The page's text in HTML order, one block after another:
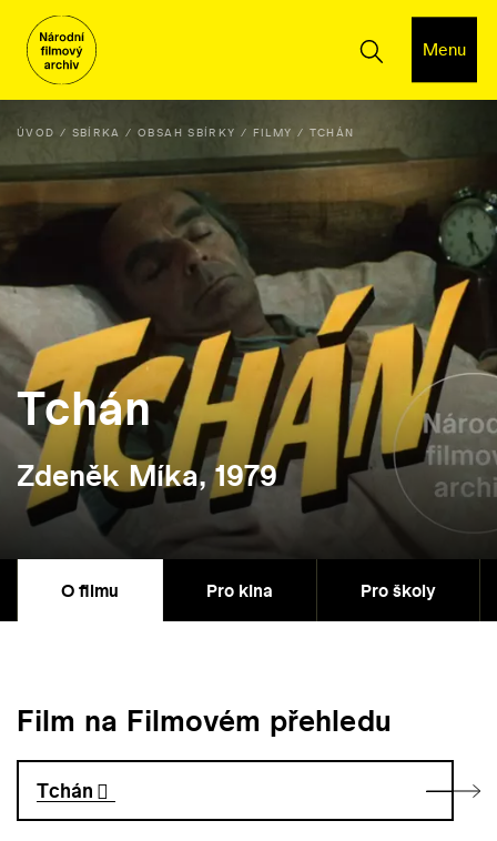
Menu
ÚVOD SBÍRKA OBSAH SBÍRKY FILMY TCHÁN
Tchán
Zdeněk Míka, 1979
O filmu Pro kina Pro školy
Film na Filmovém přehledu
Tchán